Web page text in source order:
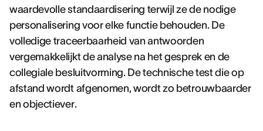
waardevolle standaardisering terwijl ze de nodige
personalisering voor elke functie behouden. De
volledige traceerbaarheid van antwoorden
vergemakkelijkt de analyse na het gesprek en de
collegiale besluitvorming. De technische test die op
afstand wordt afgenomen, wordt zo betrouwbaarder
en objectiever.